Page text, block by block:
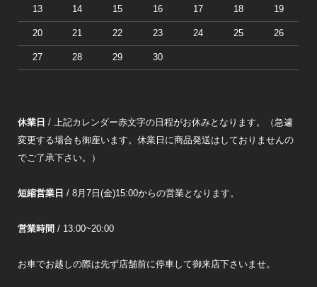
13 14 15 16 17 18 19
20 21 22 23 24 25 26
27 28 29 30
休業日 / 上記カレンダー赤文字の日程がお休みとなります。（急遽
変更する場合も御座います。休業日に商品発送はしておりませんの
でご了承下さい。）
短縮営業日 / 8月7日(金)15:00からの営業となります。
営業時間 / 13:00~20:00
お車でお越しの際は先ず店舗前に停車して御来店下さいませ。